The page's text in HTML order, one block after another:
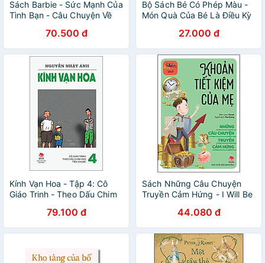
Sách Barbie - Sức Mạnh Của
Tình Bạn - Câu Chuyện Về
70.500 đ
Bộ Sách Bé Có Phép Màu -
Món Quà Của Bé Là Điều Kỳ
27.000 đ
Kính Vạn Hoa - Tập 4: Cô
Giáo Trinh - Theo Dấu Chim
79.100 đ
Sách Những Câu Chuyện
Truyền Cảm Hứng - I Will Be
44.080 đ